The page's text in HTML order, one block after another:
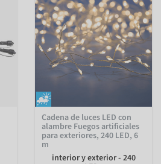
Cadena de luces LED con
alambre Fuegos artificiales
para exteriores, 240 LED, 6
m
interior y exterior - 240